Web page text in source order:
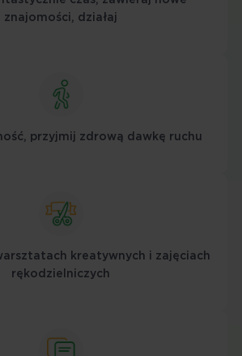
znajomości, działaj
przyjmij zdrową dawkę ruchu
kreatywnych i zajęciach
rękodzielniczych